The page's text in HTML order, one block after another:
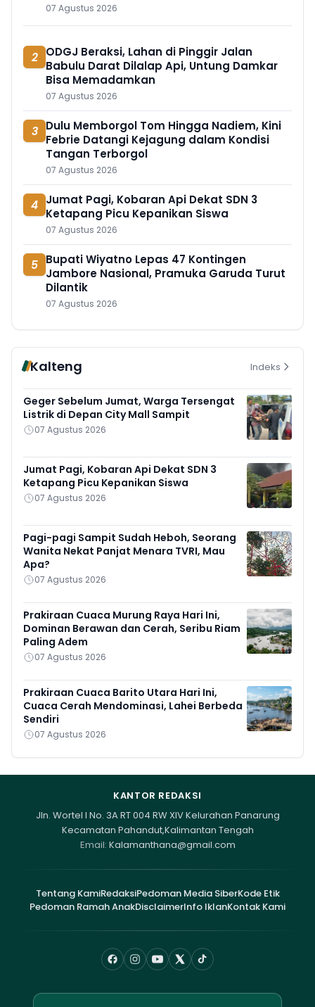
07 Agustus 2026
2 ODGJ Beraksi, Lahan di Pinggir Jalan
Babulu Darat Dilalap Api, Untung Damkar
Bisa Memadamkan
07 Agustus 2026
3 Dulu Memborgol Tom Hingga Nadiem, Kini
Febrie Datangi Kejagung dalam Kondisi
Tangan Terborgol
07 Agustus 2026
4 Jumat Pagi, Kobaran Api Dekat SDN 3
Ketapang Picu Kepanikan Siswa
07 Agustus 2026
5 Bupati Wiyatno Lepas 47 Kontingen
Jambore Nasional, Pramuka Garuda Turut
Dilantik
07 Agustus 2026
Kalteng Indeks
Geger Sebelum Jumat, Warga Tersengat
Listrik di Depan City Mall Sampit
07 Agustus 2026
Jumat Pagi, Kobaran Api Dekat SDN 3
Ketapang Picu Kepanikan Siswa
07 Agustus 2026
Pagi-pagi Sampit Sudah Heboh, Seorang
Wanita Nekat Panjat Menara TVRI, Mau
Apa?
07 Agustus 2026
Prakiraan Cuaca Murung Raya Hari Ini,
Dominan Berawan dan Cerah, Seribu Riam
Paling Adem
07 Agustus 2026
Prakiraan Cuaca Barito Utara Hari Ini,
Cuaca Cerah Mendominasi, Lahei Berbeda
Sendiri
07 Agustus 2026
KANTOR REDAKSI
Jln. Wortel I No. 3A RT 004 RW XIV Kelurahan Panarung
Kecamatan Pahandut,Kalimantan Tengah
Email: Kalamanthana@gmail.com
Tentang KamiRedaksiPedoman Media SiberKode Etik
Pedoman Ramah AnakDisclaimerInfo IklanKontak Kami